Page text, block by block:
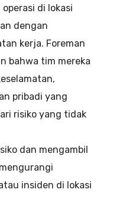
di lokasi
dengan
kerja. Foreman
bahwa tim mereka
pribadi yang
risiko yang tidak
dan mengambil
insiden di lokasi